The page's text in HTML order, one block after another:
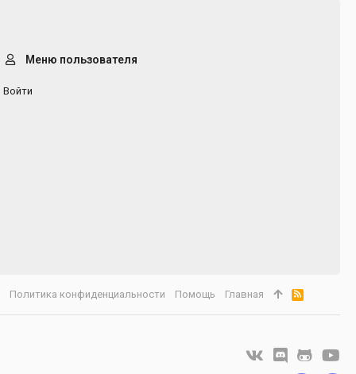
Меню пользователя
Войти
Политика конфиденциальности Помощь Главная
R
S
S